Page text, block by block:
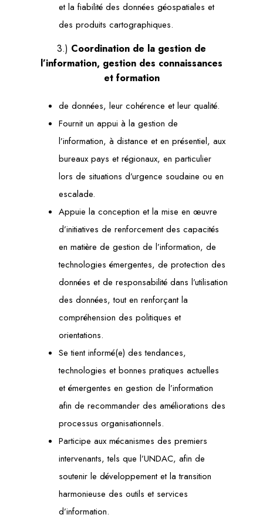
et la fiabilité des données géospatiales et
des produits cartographiques.
3.) Coordination de la gestion de
l’information, gestion des connaissances
et formation
de données, leur cohérence et leur qualité.
Fournit un appui à la gestion de
l’information, à distance et en présentiel, aux
bureaux pays et régionaux, en particulier
lors de situations d’urgence soudaine ou en
escalade.
Appuie la conception et la mise en œuvre
d’initiatives de renforcement des capacités
en matière de gestion de l’information, de
technologies émergentes, de protection des
données et de responsabilité dans l’utilisation
des données, tout en renforçant la
compréhension des politiques et
orientations.
Se tient informé(e) des tendances,
technologies et bonnes pratiques actuelles
et émergentes en gestion de l’information
afin de recommander des améliorations des
processus organisationnels.
Participe aux mécanismes des premiers
intervenants, tels que l’UNDAC, afin de
soutenir le développement et la transition
harmonieuse des outils et services
d’information.